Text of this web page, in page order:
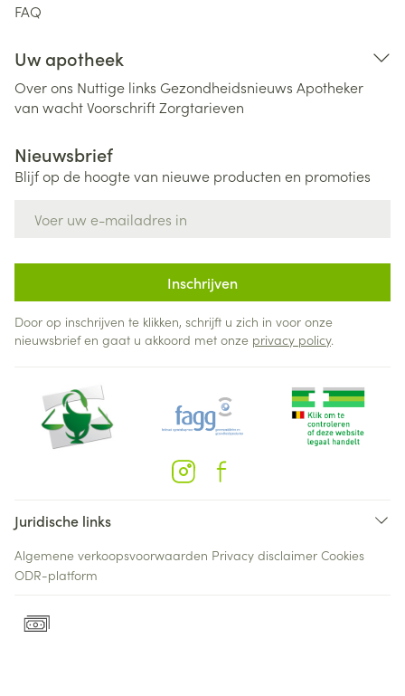
FAQ
Uw apotheek
Over ons Nuttige links Gezondheidsnieuws Apotheker
van wachtVoorschriftZorgtarieven
Nieuwsbrief
Blijf op de hoogte van nieuwe producten en promoties
Inschrijven
Door op inschrijven te klikken, schrijft u zich in voor onze
nieuwsbrief en gaat u akkoord met onze privacy policy.
Juridische links
Algemene verkoopsvoorwaarden Privacy disclaimer Cookies
ODR-platform